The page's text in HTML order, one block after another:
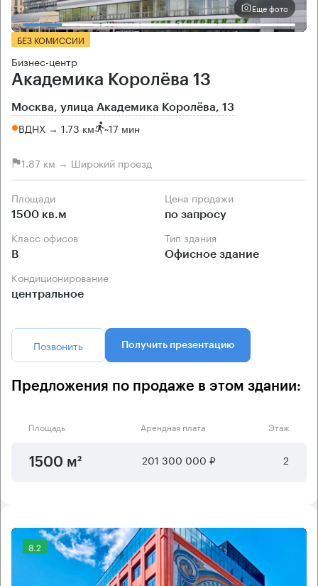
Еще фото
БЕЗ КОМИССИИ
Бизнес-центр
Академика Королёва 13
Москва, улица Академика Королёва, 13
ВДНХ → 1.73 км ~17 мин
1.87 км → Широкий проезд
Площади
1500 кв.м
Цена продажи
по запросу
Класс офисов
B
Тип здания
Офисное здание
Кондиционирование
центральное
Позвонить Получить презентацию
Предложения по продаже в этом здании:
Площадь Арендная плата Этаж
1500 м² 201 300 000 ₽ 2
8.2